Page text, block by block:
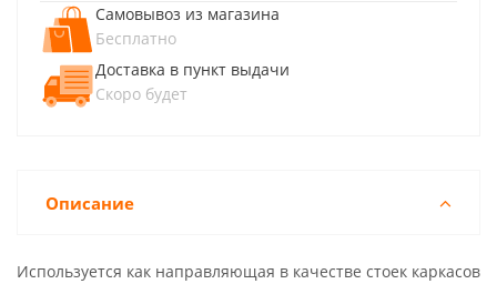
Самовывоз из магазина
Бесплатно
Доставка в пункт выдачи
Скоро будет
Описание
Используется как направляющая в качестве стоек каркасов